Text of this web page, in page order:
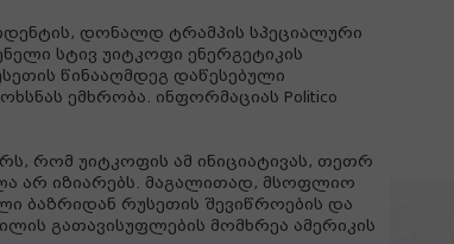
დონალდ ტრამპის სპეციალური
სტივ უიტკოფი ენერგეტიკის
წინააღმდეგ დაწესებული
ემხრობა. ინფორმაციას Politico
რომ უიტკოფის ამ ინიციატივას, თეთრ
არ იზიარებს. მაგალითად, მსოფლიო
ბაზრიდან რუსეთის შევიწროების და
გათავისუფლების მომხრეა ამერიკის